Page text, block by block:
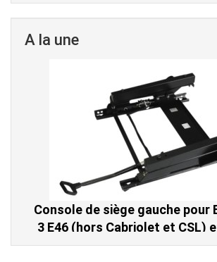
A la une
Console de siège gauche pour
3 E46 (hors Cabriolet et CSL)
E83 (2004-2010)